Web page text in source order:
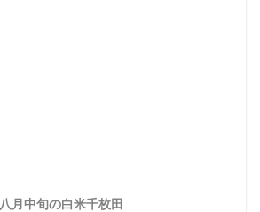
八月中旬の白米千枚田